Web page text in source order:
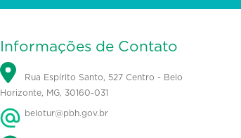
Informações de Contato
Rua Espírito Santo, 527 Centro - Belo
Horizonte, MG, 30160-031
belotur@pbh.gov.br